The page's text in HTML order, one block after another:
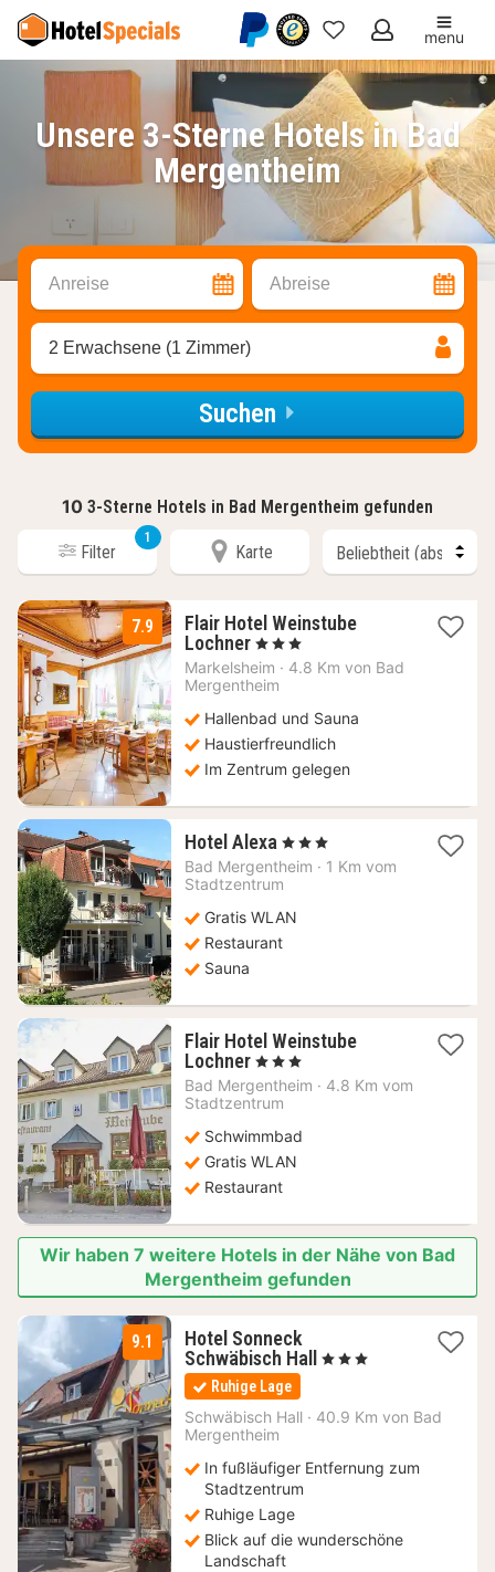
Meine
Favoriten
menu
Unsere 3-Sterne Hotels in Bad
Mergentheim
Anreise Abreise
2 Erwachsene (1 Zimmer)
Suchen
10 3-Sterne Hotels in Bad Mergentheim gefunden
Filter
1
Karte
7.9
Flair Hotel Weinstube
Lochner 1
Nacht
ab
€
, 3 Sterne
Markelsheim · 4.8 Km von Bad
Mergentheim
Hallenbad und Sauna
Haustierfreundlich
Im Zentrum gelegen
Hotel Alexa 1
Nacht
ab
€
, 3 Sterne
Bad Mergentheim · 1 Km vom
Stadtzentrum
Gratis WLAN
Restaurant
Sauna
Flair Hotel Weinstube
Lochner 1
Nacht
ab
€
, 3 Sterne
Bad Mergentheim · 4.8 Km vom
Stadtzentrum
Schwimmbad
Gratis WLAN
Restaurant
Wir haben 7 weitere Hotels in der Nähe von Bad
Mergentheim gefunden
9.1
Hotel Sonneck
Schwäbisch Hall
1
100,80
, 3 Sterne
Ruhige Lage
Schwäbisch Hall · 40.9 Km von Bad
Mergentheim
In fußläufiger Entfernung zum
Stadtzentrum
Ruhige Lage
Blick auf die wunderschöne
Landschaft